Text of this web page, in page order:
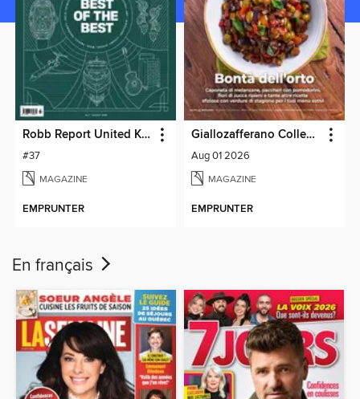
Robb Report United Kingdom
#37
MAGAZINE
EMPRUNTER
Giallozafferano Collection
Aug 01 2026
MAGAZINE
EMPRUNTER
En français